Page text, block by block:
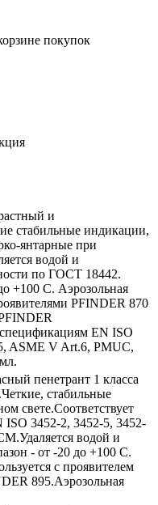
покупок
и
стабильные индикации,
янтарные при
водой и
по ГОСТ 18442.
+100 C. Аэрозольная
PFINDER 870
EN ISO
ASME V Art.6, PMUC,
пенетрант 1 класса
стабильные
свете.Соответствует
3452-2, 3452-5, 3452-
водой и
- от -20 до +100 C.
с проявителем
895.Аэрозольная